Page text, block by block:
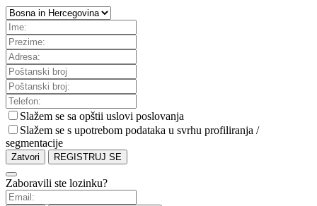
Slažem se sa opštii uslovi poslovanja
Slažem se s upotrebom podataka u svrhu profiliranja /
segmentacije
Zatvori REGISTRUJ SE
Zaboravili ste lozinku?